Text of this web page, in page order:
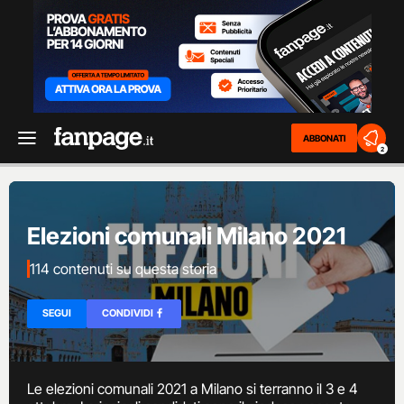
ABBONATI
2
Elezioni comunali Milano 2021
114 contenuti su questa storia
SEGUI CONDIVIDI
Le elezioni comunali 2021 a Milano si terranno il 3 e 4